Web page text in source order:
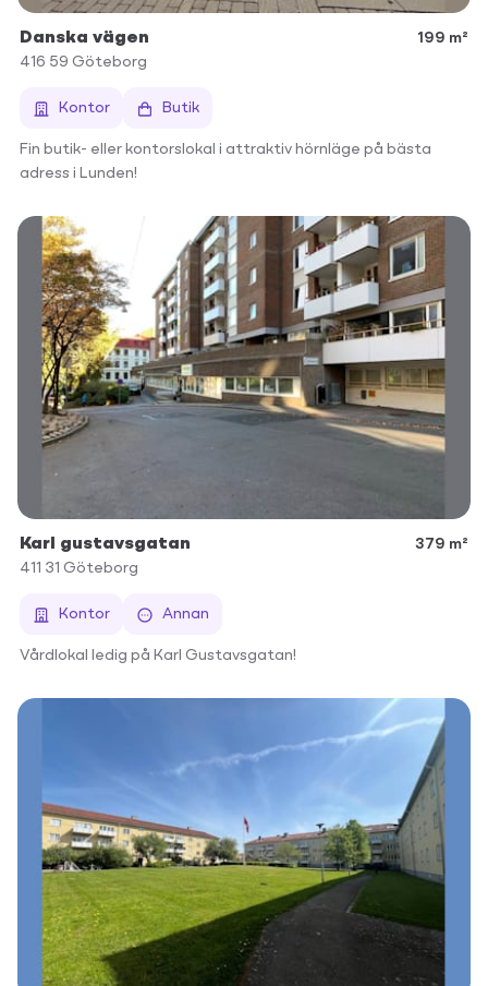
Danska vägen
199 m²
416 59 Göteborg
Kontor Butik
Fin butik- eller kontorslokal i attraktiv hörnläge på bästa
adress i Lunden!
Karl gustavsgatan
379 m²
411 31 Göteborg
Kontor Annan
Vårdlokal ledig på Karl Gustavsgatan!